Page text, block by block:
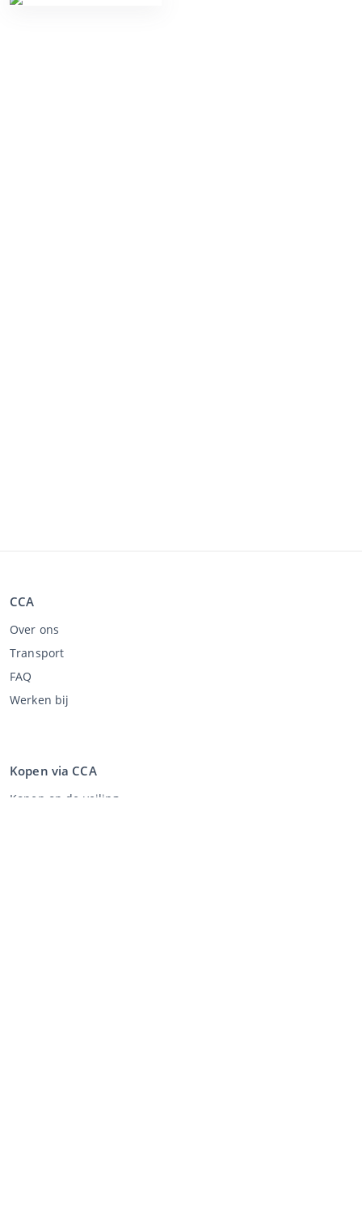
CCA
Over ons
Transport
FAQ
Werken bij
Kopen via CCA
Kopen op de veiling